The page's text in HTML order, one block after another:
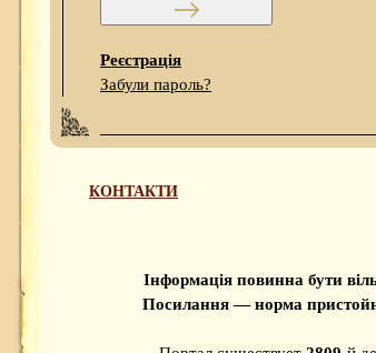
Реєстрація
Забули пароль?
КОНТАКТИ
Інформація повинна бути
Посилання — норма